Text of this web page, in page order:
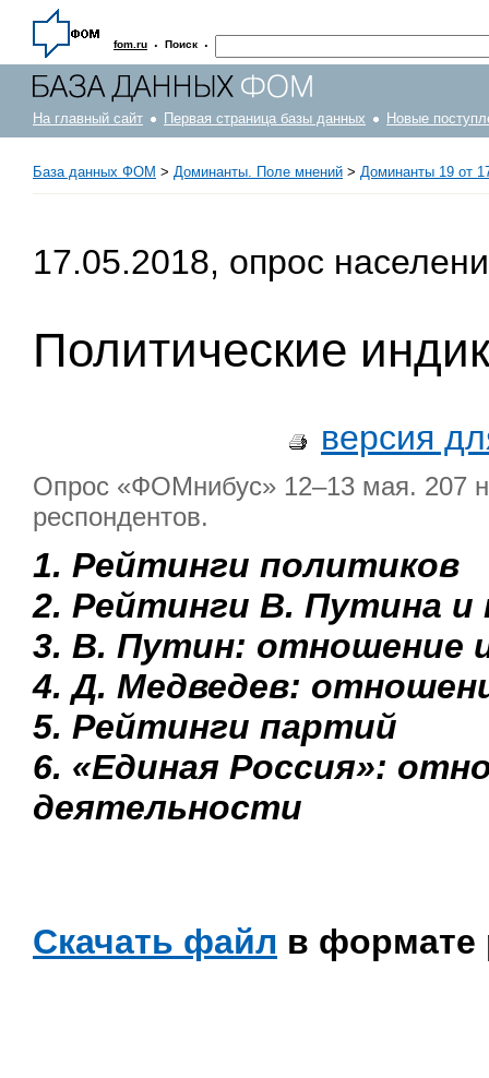
fom.ru · Поиск ·
На главный сайт Первая страница базы данных Новые
База данных ФОМ > Доминанты. Поле мнений > Доминанты 19 от
17.05.2018, опрос
Политические
версия
Опрос «ФОМнибус» 12–13 мая. 207
респондентов.
1. Рейтинги политиков
2. Рейтинги В. Путина и
3. В. Путин: отношение
4. Д. Медведев:
5. Рейтинги партий
6. «Единая Россия»:
деятельности
Скачать файл в формате